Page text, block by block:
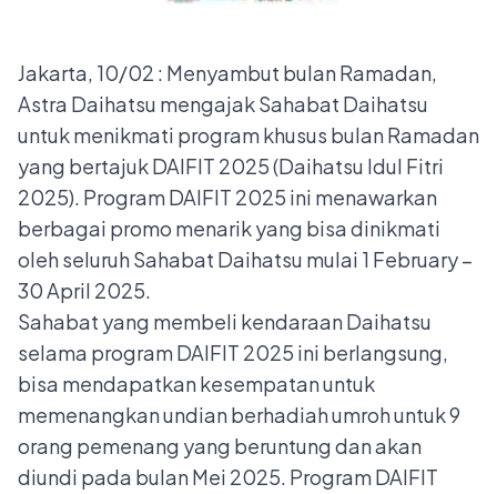
Jakarta, 10/02 : Menyambut bulan Ramadan,
Astra Daihatsu mengajak Sahabat Daihatsu
untuk menikmati program khusus bulan Ramadan
yang bertajuk DAIFIT 2025 (Daihatsu Idul Fitri
2025). Program DAIFIT 2025 ini menawarkan
berbagai promo menarik yang bisa dinikmati
oleh seluruh Sahabat Daihatsu mulai 1 February –
30 April 2025.
Sahabat yang membeli kendaraan Daihatsu
selama program DAIFIT 2025 ini berlangsung,
bisa mendapatkan kesempatan untuk
memenangkan undian berhadiah umroh untuk 9
orang pemenang yang beruntung dan akan
diundi pada bulan Mei 2025. Program DAIFIT